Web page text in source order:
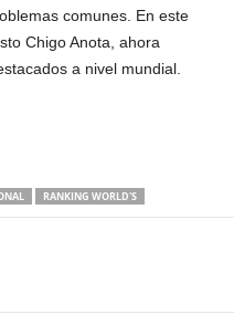
comunes. En este
Chigo Anota, ahora
a nivel mundial.
RANKING WORLD'S